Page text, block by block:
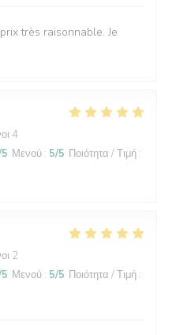
très raisonnable. Je
4
Μενού : 5/5 Ποιότητα / Τιμή :
2
Μενού : 5/5 Ποιότητα / Τιμή :